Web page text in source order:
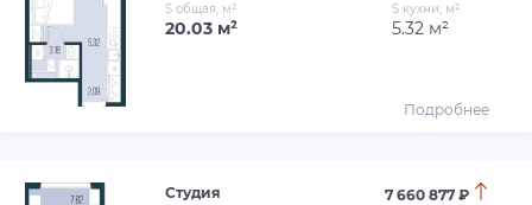
S общая, м²
20.03 м²
S кухни, м²
5.32 м²
Подробнее
Студия 7 660 877 ₽